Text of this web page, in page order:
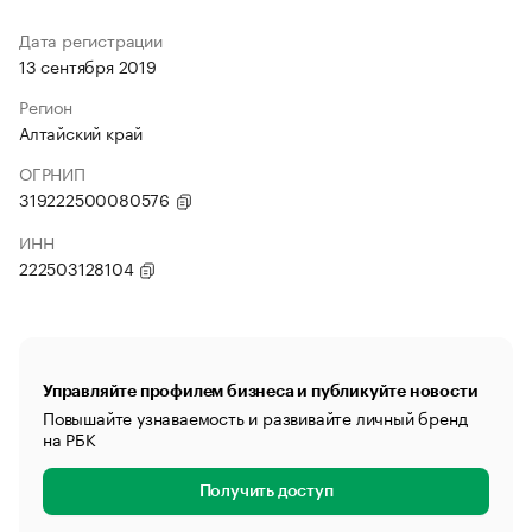
Дата регистрации
13 сентября 2019
Регион
Алтайский край
ОГРНИП
319222500080576
ИНН
222503128104
Управляйте профилем бизнеса и публикуйте новости
Повышайте узнаваемость и развивайте личный бренд
на РБК
Получить доступ